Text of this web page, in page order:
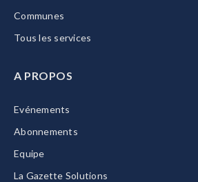
Communes
Tous les services
A PROPOS
Evénements
Abonnements
Equipe
La Gazette Solutions